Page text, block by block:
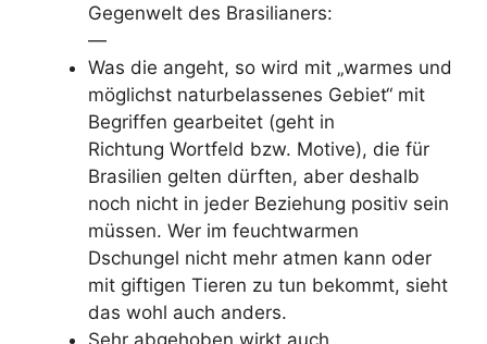
Gegenwelt des Brasilianers:
—
Was die angeht, so wird mit „warmes und
möglichst naturbelassenes Gebiet“ mit
Begriffen gearbeitet (geht in
Richtung Wortfeld bzw. Motive), die für
Brasilien gelten dürften, aber deshalb
noch nicht in jeder Beziehung positiv sein
müssen. Wer im feuchtwarmen
Dschungel nicht mehr atmen kann oder
mit giftigen Tieren zu tun bekommt, sieht
das wohl auch anders.
Sehr abgehoben wirkt auch